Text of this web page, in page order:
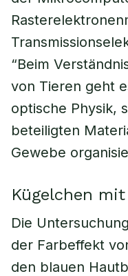
“Beim
von Tieren geht
optische Physik,
beteiligten
Gewebe
Kügelchen
Die
der Farbeffekt
den blauen